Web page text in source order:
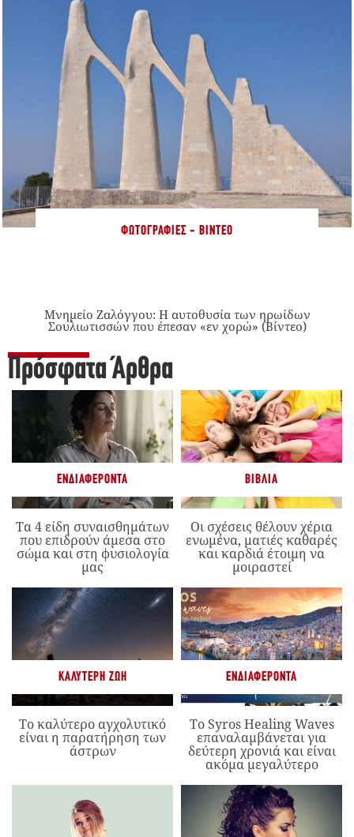
ΦΩΤΟΓΡΑΦΊΕΣ - ΒΊΝΤΕΟ
Μνημείο Ζαλόγγου: Η αυτοθυσία των ηρωίδων
Σουλιωτισσών που έπεσαν «εν χορώ» (Βίντεο)
Πρόσφατα Άρθρα
ΕΝΔΙΑΦΈΡΟΝΤΑ
Τα 4 είδη συναισθημάτων
που επιδρούν άμεσα στο
σώμα και στη φυσιολογία
μας
ΒΙΒΛΊΑ
Οι σχέσεις θέλουν χέρια
ενωμένα, ματιές καθαρές
και καρδιά έτοιμη να
μοιραστεί
ΚΑΛΎΤΕΡΗ ΖΩΉ
Το καλύτερο αγχολυτικό
είναι η παρατήρηση των
άστρων
ΕΝΔΙΑΦΈΡΟΝΤΑ
Το Syros Healing Waves
επαναλαμβάνεται για
δεύτερη χρονιά και είναι
ακόμα μεγαλύτερο